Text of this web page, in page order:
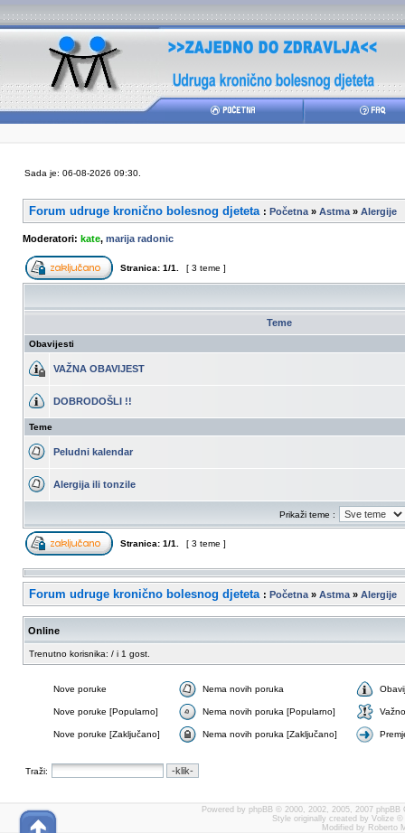
Sada je: 06-08-2026 09:30.
Forum udruge kronično bolesnog djeteta : Početna » Astma » Alergije
Moderatori: kate, marija radonic
Stranica: 1/1 [ 3 teme ]
Teme
Obavijesti
VAŽNA OBAVIJEST
DOBRODOŠLI !!
Teme
Peludni kalendar
Alergija ili tonzile
Prikaži teme :
Stranica: 1/1 [ 3 teme ]
Forum udruge kronično bolesnog djeteta : Početna » Astma » Alergije
Online
Trenutno korisnika: / i 1 gost.
Nove poruke Nema novih poruka
Nove poruke [Popularno] Nema novih poruka [Popularno] Važno
Nove poruke [Zaključano] Nema novih poruka [Zaključano]
Traži:
Powered by phpBB © 2000, 2002, 2005, 2007 phpBB
Style originally created by Volize ©
Modified by Roberto